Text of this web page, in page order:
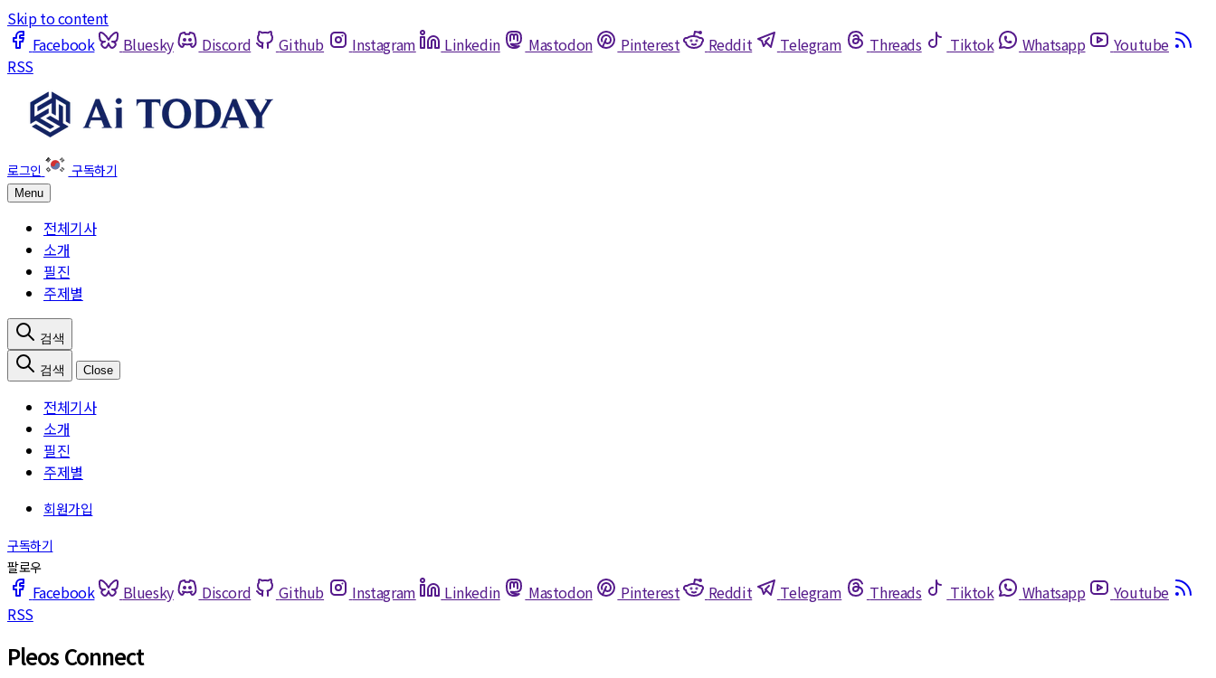
Skip to content
Facebook
Bluesky Discord Github Instagram Linkedin Mastodon Pinterest Reddit Telegram Threads Tiktok Whatsapp
Youtube
RSS
Menu
전체기사
소개
필진
주제별
Close
전체기사
소개
필진
주제별
Facebook Bluesky Discord Github Instagram Linkedin Mastodon Pinterest Reddit Telegram Threads Tiktok Whatsapp
Youtube
RSS
Pleos Connect